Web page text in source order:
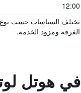
12:00
تختلف السياسات حسب نوع
الغرفة ومزود الخدمة.
في هوتل